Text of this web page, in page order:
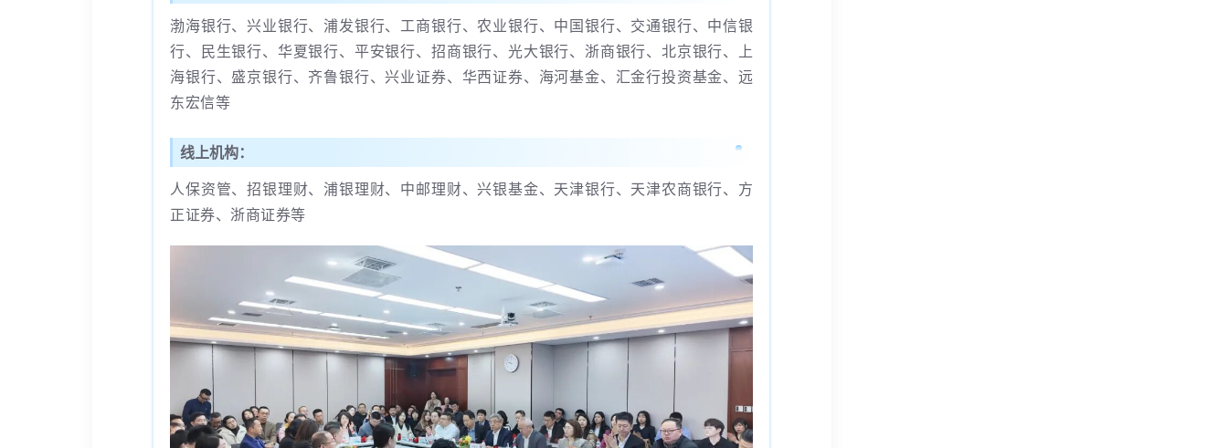
渤海银行、兴业银行、浦发银行、工商银行、农业银行、中国银行、交通银行、中信银
行、民生银行、华夏银行、平安银行、招商银行、光大银行、浙商银行、北京银行、上
海银行、盛京银行、齐鲁银行、兴业证券、华西证券、海河基金、汇金行投资基金、远
东宏信等
线上机构：
人保资管、招银理财、浦银理财、中邮理财、兴银基金、天津银行、天津农商银行、方
正证券、浙商证券等